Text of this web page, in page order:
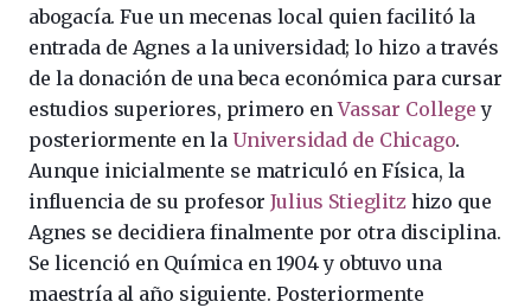
abogacía. Fue un mecenas local quien facilitó la
entrada de Agnes a la universidad; lo hizo a través
de la donación de una beca económica para cursar
estudios superiores, primero enVassar College y
posteriormente en la Universidad de Chicago.
Aunque inicialmente se matriculó en Física, la
influencia de su profesorJulius Stieglitzhizo que
Agnes se decidiera finalmente por otra disciplina.
Se licenció en Química en 1904 y obtuvo una
maestría al año siguiente. Posteriormente